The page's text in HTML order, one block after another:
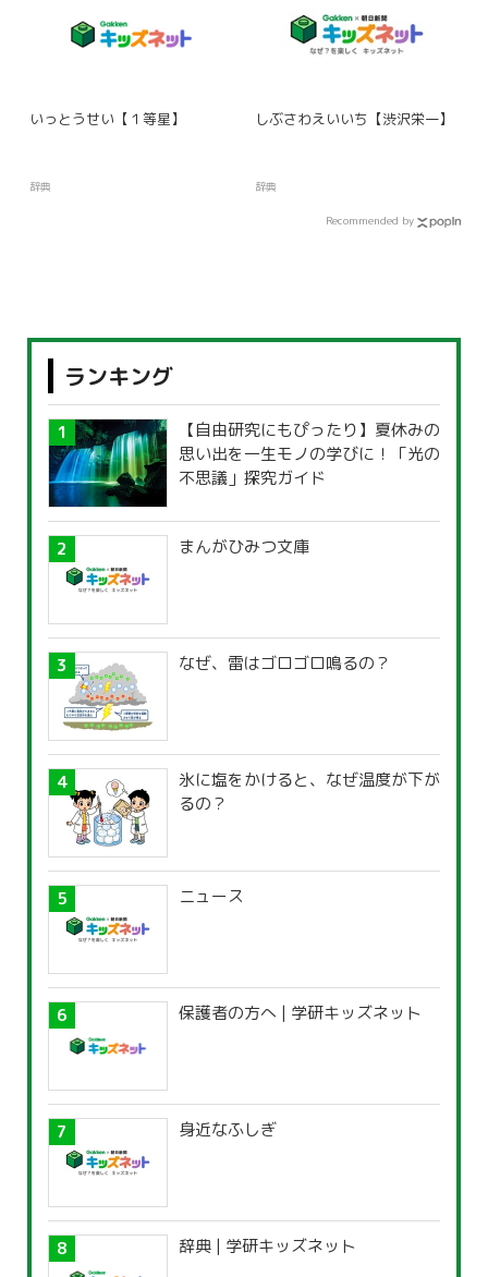
いっとうせい【１等星】
辞典
しぶさわえいいち【渋沢栄一】
辞典
Recommended by
ランキング
【自由研究にもぴったり】夏休みの
思い出を一生モノの学びに！「光の
不思議」探究ガイド
まんがひみつ文庫
なぜ、雷はゴロゴロ鳴るの？
氷に塩をかけると、なぜ温度が下が
るの？
ニュース
保護者の方へ | 学研キッズネット
身近なふしぎ
辞典 | 学研キッズネット